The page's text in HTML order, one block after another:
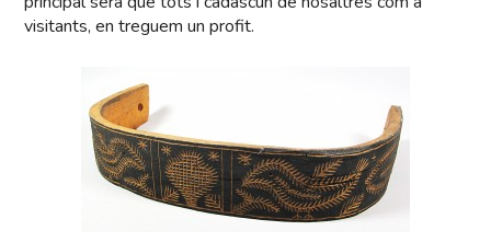
visitants, en treguem un profit.